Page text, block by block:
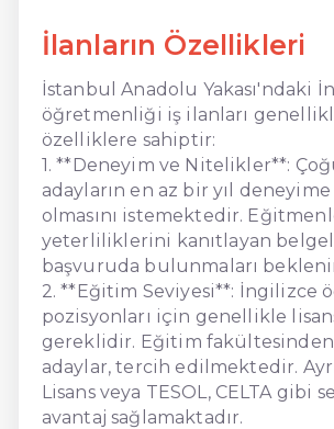
İlanların Özellikleri
İstanbul Anadolu Yakası'ndaki
öğretmenliği iş ilanları
özelliklere sahiptir:
1. **Deneyim ve Nitelikler**:
adayların en az bir yıl
olmasını istemektedir.
yeterliliklerini kanıtlayan
başvuruda bulunmaları
2. **Eğitim Seviyesi**: İngilizce
pozisyonları için genellikle
gereklidir. Eğitim
adaylar, tercih edilmektedir.
Lisans veya TESOL, CELTA gibi
avantaj sağlamaktadır.